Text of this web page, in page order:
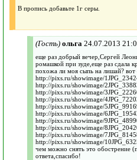
В пропись добавьте 1г серы.
(Гость) ольга 24.07.2013
еще раз добрый вечер,Сергей
ромашкой при зуде,еще раз сдала
похожа ли моя сыпь на лишай? вот
http://pixs.ru/showimage/
http://pixs.ru/showimage/
http://pixs.ru/showimage/
http://pixs.ru/showimage/
http://pixs.ru/showimage/
http://pixs.ru/showimage/
http://pixs.ru/showimage/
http://pixs.ru/showimage/
http://pixs.ru/showimage/
http://pixs.ru/showimage/
чем можно снять это обострение
ответа,спасибо!